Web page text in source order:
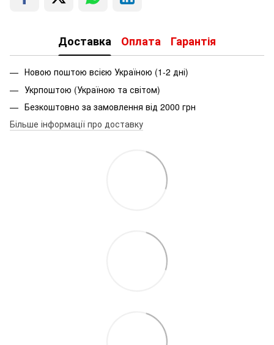
Доставка Оплата Гарантія
Новою поштою всією Україною (1-2 дні)
Укрпоштою (Україною та світом)
Безкоштовно за замовлення від 2000 грн
Більше інформації про доставку